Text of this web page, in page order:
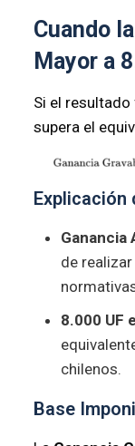
Cuando
Mayor a
Si el
supera el
Explicación
Ganancia
de
8.000 UF
chilenos.
Base